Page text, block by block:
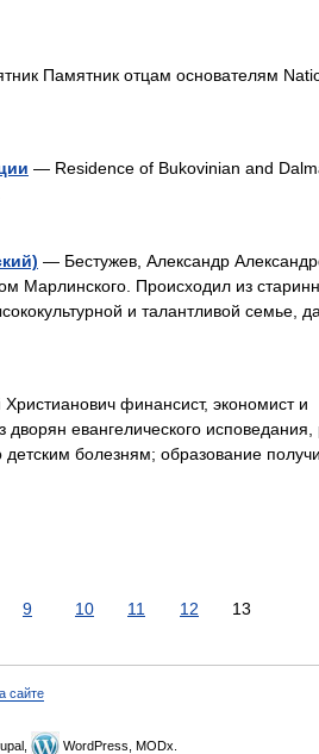
Памятник отцам основателям
— Residence of Bukovinian and
— Бестужев, Александр
Марлинского. Происходил из
и талантливой семье,
финансист, экономист и
евангелического
болезням; образование
9 10 11 12 13
сайте
WordPress, MODx.